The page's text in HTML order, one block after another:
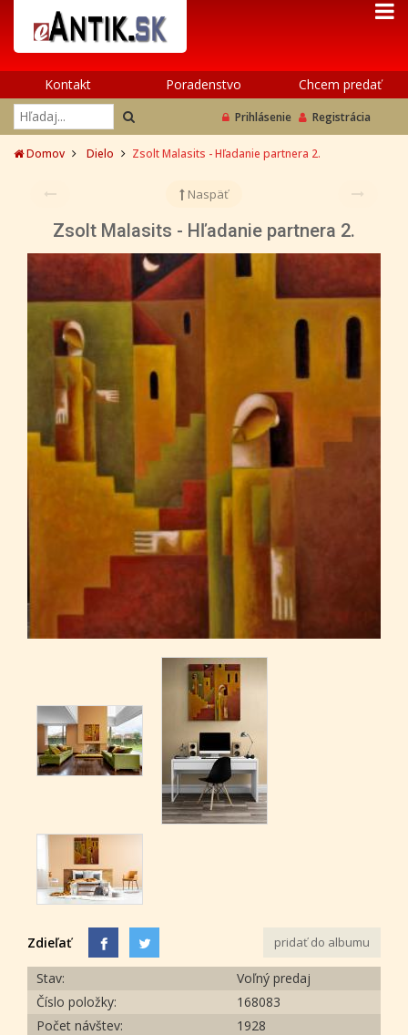
Kontakt Poradenstvo Chcem predať
Prihlásenie Registrácia
Domov Dielo Zsolt Malasits - Hľadanie partnera 2.
Naspäť
Zsolt Malasits - Hľadanie partnera 2.
Zdieľať pridať do albumu
Stav:
Voľný predaj
Číslo položky:
168083
Počet návštev:
1928